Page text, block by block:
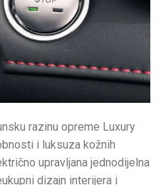
razinu opreme Luxury
i luksuza kožnih
upravljana jednodijelna
dizajn interijera i